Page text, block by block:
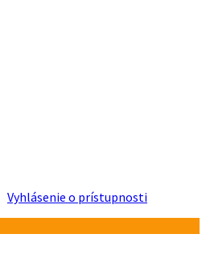
Vyhlásenie o prístupnosti